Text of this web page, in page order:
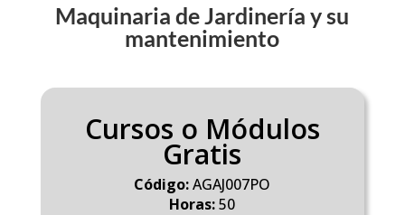
Maquinaria de Jardinería y su
mantenimiento
Cursos o Módulos
Gratis
Código:AGAJ007PO
Horas:50